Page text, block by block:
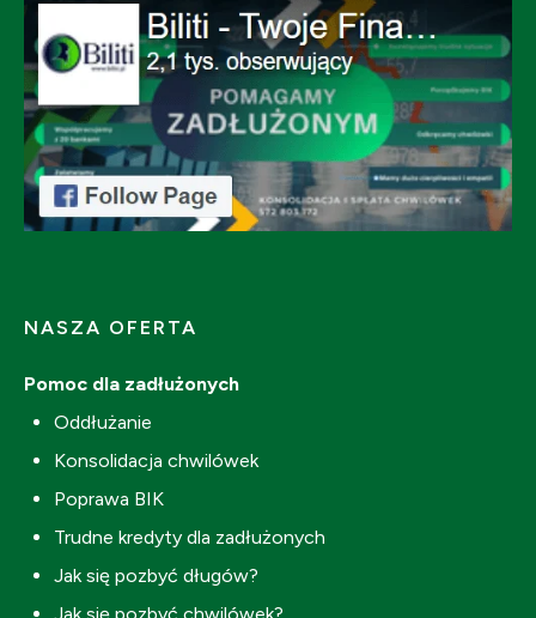
NASZA OFERTA
Pomoc dla zadłużonych
Oddłużanie
Konsolidacja chwilówek
Poprawa BIK
Trudne kredyty dla zadłużonych
Jak się pozbyć długów?